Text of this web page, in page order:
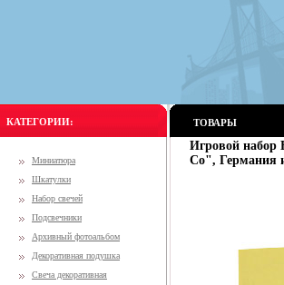
КАТЕГОРИИ:
Миниатюра
Шкатулки
Набор свечей
Подсвечники
Архивный фотоальбом
Декоративная подушка
Свеча декоративная
ТОВАРЫ
Игровой набор
Co", Германия